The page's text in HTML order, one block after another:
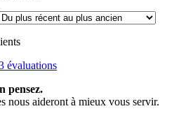
évaluations
pensez.
nous aideront à mieux vous servir.